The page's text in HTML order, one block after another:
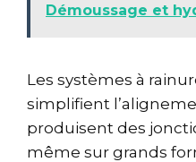
Démoussage et
Les systèmes à
simplifient
produisent des
même sur grands